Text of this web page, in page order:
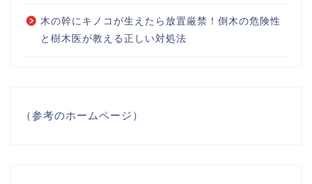
木の幹にキノコが生えたら放置厳禁！倒木の危険性
と樹木医が教える正しい対処法
（参考のホームページ）